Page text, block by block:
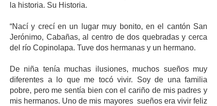
la historia. Su Historia.
“Nací y crecí en un lugar muy bonito, en el cantón San
Jerónimo, Cabañas, al centro de dos quebradas y cerca
del río Copinolapa. Tuve dos hermanas y un hermano.
De niña tenía muchas ilusiones, muchos sueños muy
diferentes a lo que me tocó vivir. Soy de una familia
pobre, pero me sentía bien con el cariño de mis padres y
mis hermanos. Uno de mis mayores sueños era vivir feliz